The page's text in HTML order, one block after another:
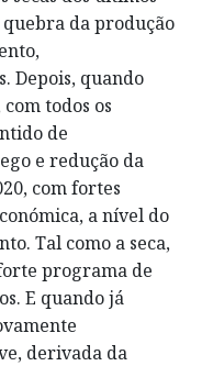
quebra da produção
Depois, quando
todos os
de
e redução da
com fortes
a nível do
Tal como a seca,
programa de
E quando já
derivada da